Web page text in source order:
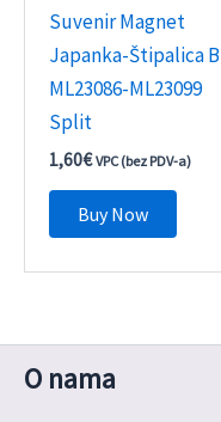
Suvenir Magnet
Japanka-Štipalica B
ML23086-ML23099
Split
1,60€ VPC (bez PDV-a)
Buy Now
O nama